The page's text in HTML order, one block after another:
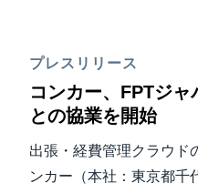
プレスリリース
コンカー、FPTジ
との協業を開始
出張・経費管理クラウド
ンカー（本社：東京都千